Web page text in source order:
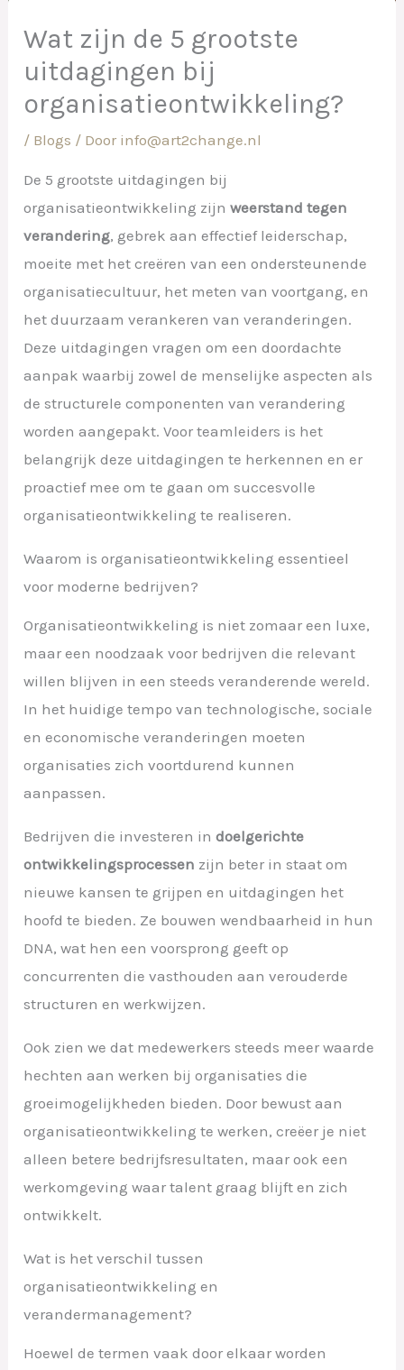
Wat zijn de 5 grootste
uitdagingen bij
organisatieontwikkeling?
/ Blogs / Door info@art2change.nl
De 5 grootste uitdagingen bij
organisatieontwikkeling zijnweerstand tegen
verandering, gebrek aan effectief leiderschap,
moeite met het creëren van een ondersteunende
organisatiecultuur, het meten van voortgang, en
het duurzaam verankeren van veranderingen.
Deze uitdagingen vragen om een doordachte
aanpak waarbij zowel de menselijke aspecten als
de structurele componenten van verandering
worden aangepakt. Voor teamleiders is het
belangrijk deze uitdagingen te herkennen en er
proactief mee om te gaan om succesvolle
organisatieontwikkeling te realiseren.
Waarom is organisatieontwikkeling essentieel
voor moderne bedrijven?
Organisatieontwikkeling is niet zomaar een luxe,
maar een noodzaak voor bedrijven die relevant
willen blijven in een steeds veranderende wereld.
In het huidige tempo van technologische, sociale
en economische veranderingen moeten
organisaties zich voortdurend kunnen
aanpassen.
Bedrijven die investeren indoelgerichte
ontwikkelingsprocessen zijn beter in staat om
nieuwe kansen te grijpen en uitdagingen het
hoofd te bieden. Ze bouwen wendbaarheid in hun
DNA, wat hen een voorsprong geeft op
concurrenten die vasthouden aan verouderde
structuren en werkwijzen.
Ook zien we dat medewerkers steeds meer waarde
hechten aan werken bij organisaties die
groeimogelijkheden bieden. Door bewust aan
organisatieontwikkeling te werken, creëer je niet
alleen betere bedrijfsresultaten, maar ook een
werkomgeving waar talent graag blijft en zich
ontwikkelt.
Wat is het verschil tussen
organisatieontwikkeling en
verandermanagement?
Hoewel de termen vaak door elkaar worden